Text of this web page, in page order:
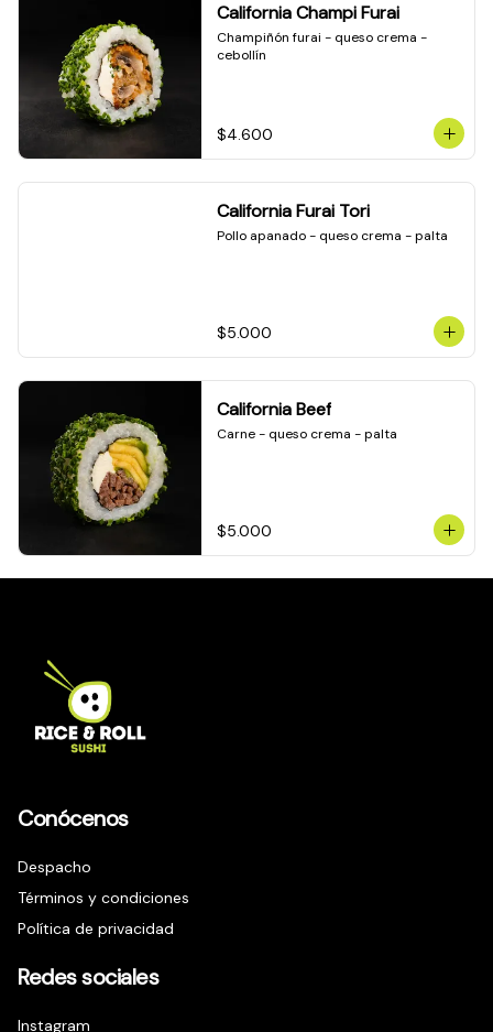
California Champi Furai
Champiñón furai - queso crema -
cebollín
$4.600
California Furai Tori
Pollo apanado - queso crema - palta
$5.000
California Beef
Carne - queso crema - palta
$5.000
Conócenos
Despacho
Términos y condiciones
Política de privacidad
Redes sociales
Instagram